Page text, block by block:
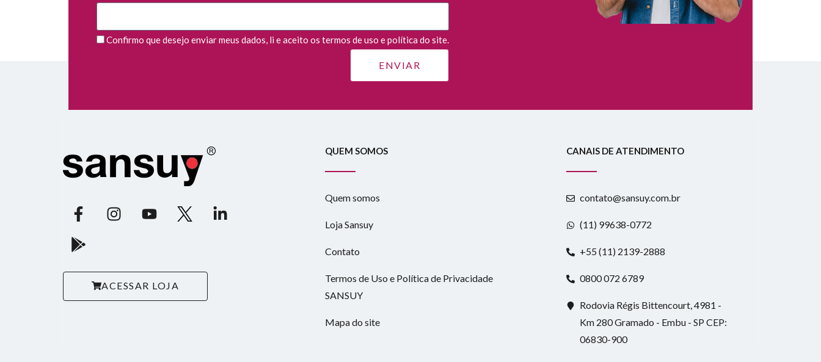
Confirmo que desejo enviar meus dados, li e aceito os termos de uso e política do site.
ACESSAR LOJA
QUEM SOMOS
Quem somos
Loja Sansuy
Contato
Termos de Uso e Política de Privacidade
SANSUY
Mapa do site
CANAIS DE ATENDIMENTO
contato@sansuy.com.br
(11) 99638-0772
+55 (11) 2139-2888
0800 072 6789
Rodovia Régis Bittencourt, 4981 -
Km 280 Gramado - Embu - SP CEP:
06830-900